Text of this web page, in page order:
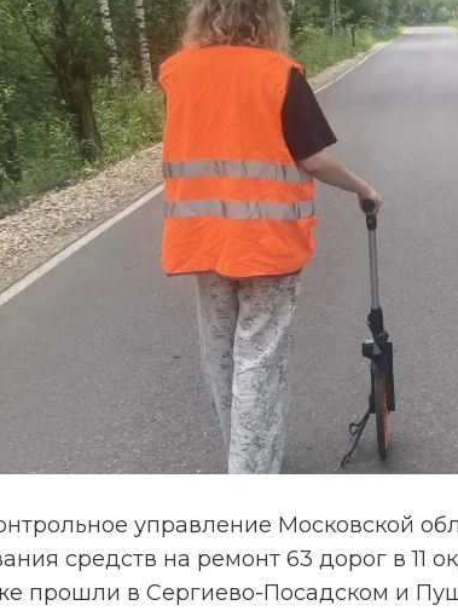
управление Московской
средств на ремонт 63 дорог в 11
прошли в Сергиево-Посадском и